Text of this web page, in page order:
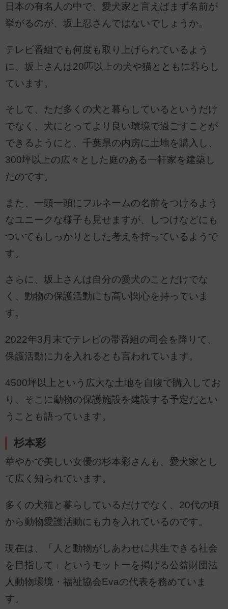
日本の有名人の中で、愛犬家と言えばまず名前が
挙がるのが、坂上忍さんではないでしょうか。
テレビ番組でも何度も取り上げられているよう
に、坂上さんは20匹以上の犬や猫とともに暮らし
ています。
そして、ただ多くの犬と暮らしているというだけ
でなく、犬にとってより良い環境で過ごすことが
できるようにと、千葉県の内房に土地を購入し、
300坪以上の広々とした庭のある一軒家を建築し
たのです。
また、一頭一頭にフルネームの名前をつけるよう
なユニークな様子も見せますが、しつけなどにも
ついてもしっかりとした考えを持っているようで
す。
さらに、坂上さんは自分の愛犬のことだけでな
く、動物の保護活動にも高い関心を持っていま
す。
2022年3月末でテレビの帯番組の司会を降りて、
保護活動に力を入れるとも言われています。
4500坪以上という広大な土地を自腹で購入してお
り、そこに動物の保護施設を建設する予定だとい
うことも語っています。
杉本彩
華やかで美しい女優の杉本彩さんも、愛犬家とし
て広く知られています。
多くの犬猫と暮らしているだけでなく、20代の頃
から動物愛護活動にも力を入れているのです。
現在は、「人と動物がしあわせに共生できる社会
を目指して」というモットーを掲げる公益財団法
人動物環境・福祉協会Evaの代表を務めていま
す。